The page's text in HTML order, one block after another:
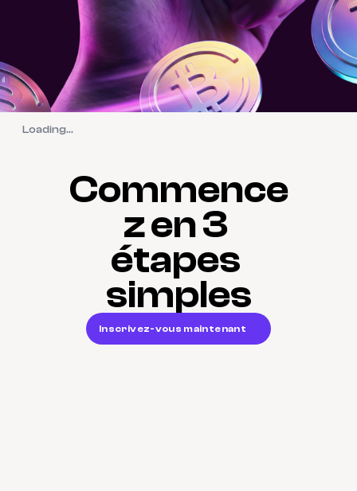
Loading...
Commence
z en 3
étapes
simples
Inscrivez-vous maintenant